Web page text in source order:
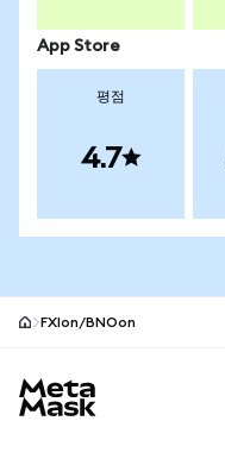
App Store
평점
4.7
FXIon/BNOon